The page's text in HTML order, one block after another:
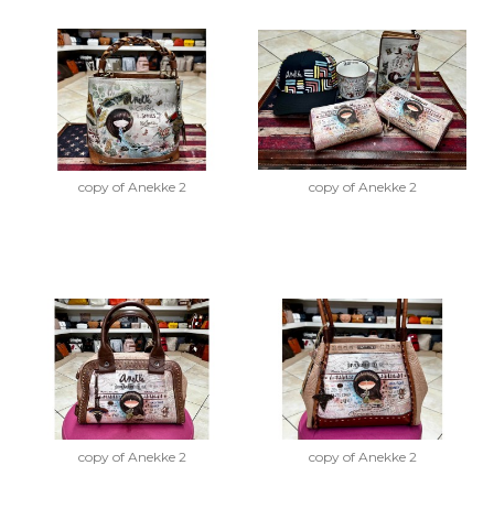
copy of Anekke 2 copy of Anekke 2
copy of Anekke 2 copy of Anekke 2